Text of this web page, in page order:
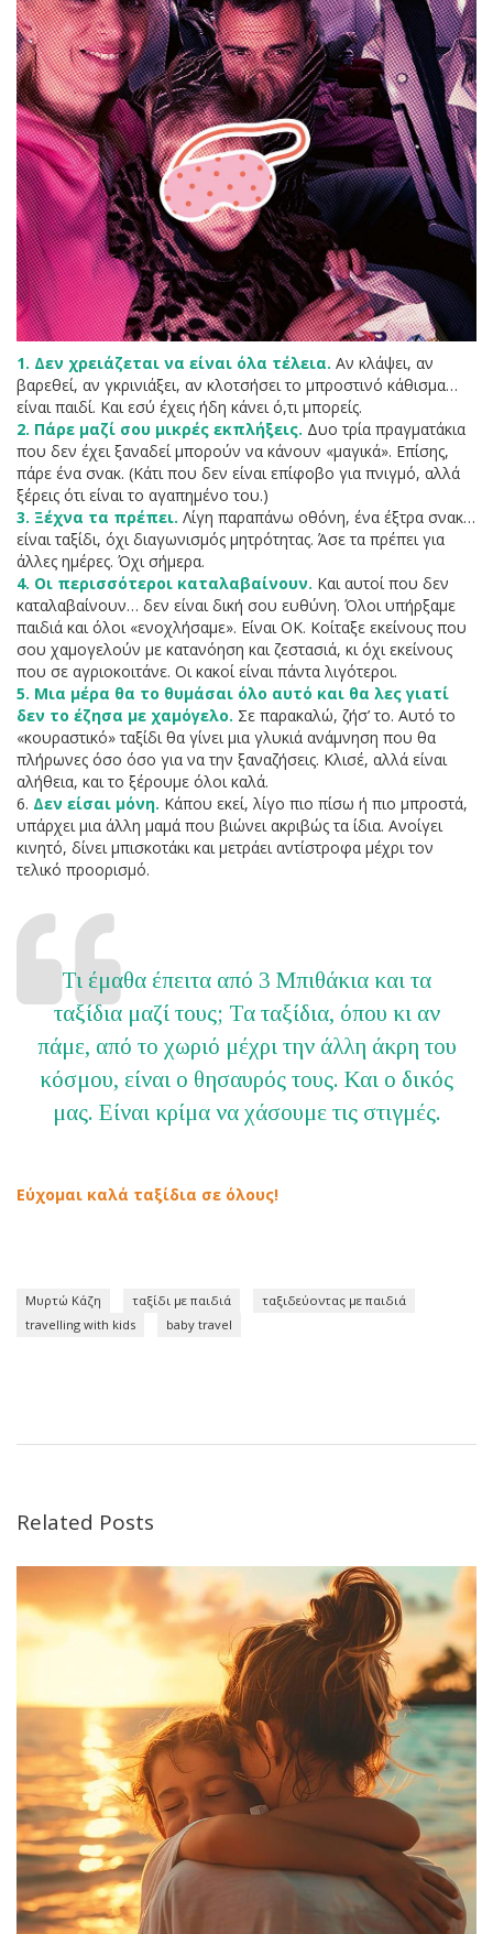
1. Δεν χρειάζεται να είναι όλα τέλεια. Αν κλάψει, αν
βαρεθεί, αν γκρινιάξει, αν κλοτσήσει το μπροστινό κάθισμα…
είναι παιδί. Και εσύ έχεις ήδη κάνει ό,τι μπορείς.
2. Πάρε μαζί σου μικρές εκπλήξεις. Δυο τρία πραγματάκια
που δεν έχει ξαναδεί μπορούν να κάνουν «μαγικά». Επίσης,
πάρε ένα σνακ. (Κάτι που δεν είναι επίφοβο για πνιγμό, αλλά
ξέρεις ότι είναι το αγαπημένο του.)
3. Ξέχνα τα πρέπει. Λίγη παραπάνω οθόνη, ένα έξτρα σνακ…
είναι ταξίδι, όχι διαγωνισμός μητρότητας. Άσε τα πρέπει για
άλλες ημέρες. Όχι σήμερα.
4. Οι περισσότεροι καταλαβαίνουν. Και αυτοί που δεν
καταλαβαίνουν… δεν είναι δική σου ευθύνη. Όλοι υπήρξαμε
παιδιά και όλοι «ενοχλήσαμε». Είναι ΟΚ. Κοίταξε εκείνους που
σου χαμογελούν με κατανόηση και ζεστασιά, κι όχι εκείνους
που σε αγριοκοιτάνε. Οι κακοί είναι πάντα λιγότεροι.
5. Μια μέρα θα το θυμάσαι όλο αυτό και θα λες γιατί
δεν το έζησα με χαμόγελο. Σε παρακαλώ, ζήσ’ το. Αυτό το
«κουραστικό» ταξίδι θα γίνει μια γλυκιά ανάμνηση που θα
πλήρωνες όσο όσο για να την ξαναζήσεις. Κλισέ, αλλά είναι
αλήθεια, και το ξέρουμε όλοι καλά.
6. Δεν είσαι μόνη. Κάπου εκεί, λίγο πιο πίσω ή πιο μπροστά,
υπάρχει μια άλλη μαμά που βιώνει ακριβώς τα ίδια. Ανοίγει
κινητό, δίνει μπισκοτάκι και μετράει αντίστροφα μέχρι τον
τελικό προορισμό.
Τι έμαθα έπειτα από 3 Μπιθάκια και τα
ταξίδια μαζί τους; Τα ταξίδια, όπου κι αν
πάμε, από το χωριό μέχρι την άλλη άκρη του
κόσμου, είναι ο θησαυρός τους. Και ο δικός
μας. Είναι κρίμα να χάσουμε τις στιγμές.
Εύχομαι καλά ταξίδια σε όλους!
Μυρτώ Κάζη ταξίδι με παιδιά
ταξιδεύοντας με παιδιά
travelling with kids
baby travel
Related Posts